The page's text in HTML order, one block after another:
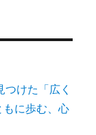
けた「広く
に歩む、心